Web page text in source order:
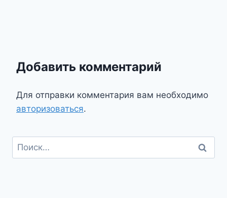
Добавить комментарий
Для отправки комментария вам необходимо
авторизоваться.
Найти: